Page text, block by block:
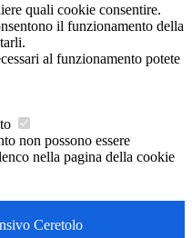
quali cookie consentire.
il funzionamento della
al funzionamento potete
non possono essere
nella pagina della cookie
Ceretolo